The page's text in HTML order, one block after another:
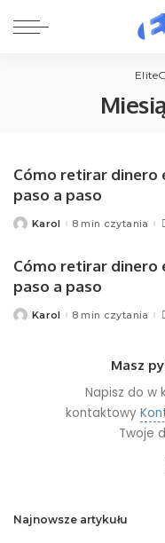
Cómo retirar dinero
paso a paso
Posted
Karol 8 min czytania
Cómo retirar dinero
paso a paso
Posted
Karol 8 min czytania
Masz
Napisz do w
kontaktowy
Twoje
Najnowsze artykułu